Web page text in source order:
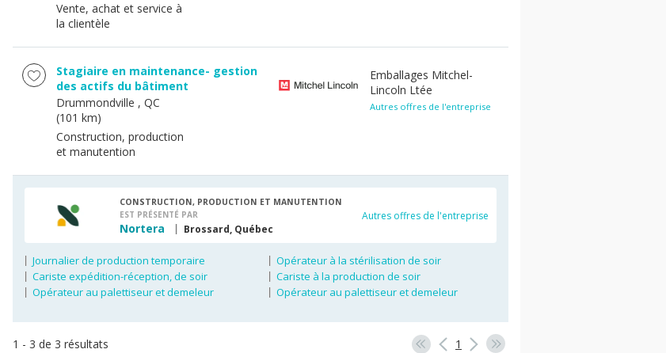
Vente, achat et service à
la clientèle
Stagiaire en maintenance- gestion
des actifs du bâtiment
Drummondville , QC
(101 km)
Construction, production
et manutention
Emballages Mitchel-
Lincoln Ltée
Autres offres de l'entreprise
CONSTRUCTION, PRODUCTION ET MANUTENTION
EST PRÉSENTÉ PAR
Nortera Brossard, Québec
Autres offres de l'entreprise
Journalier de production temporaire
Cariste expédition-réception, de soir
Opérateur au palettiseur et demeleur
Opérateur à la stérilisation de soir
Cariste à la production de soir
Opérateur au palettiseur et demeleur
1 - 3 de 3 résultats 1